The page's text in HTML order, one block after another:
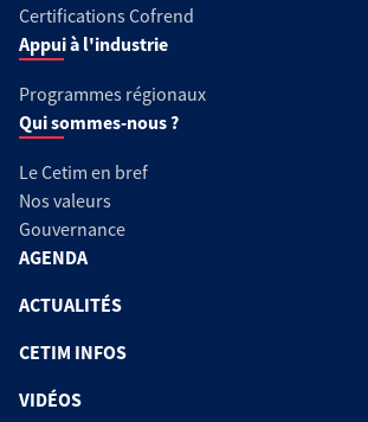
Certifications Cofrend
Appui à l'industrie
Programmes régionaux
Qui sommes-nous ?
Le Cetim en bref
Nos valeurs
Gouvernance
AGENDA
ACTUALITÉS
CETIM INFOS
VIDÉOS